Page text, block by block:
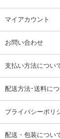
マイアカウント
お問い合わせ
支払い方法につい
配送方法･送料に
プライバシーポリ
配送・包装につい